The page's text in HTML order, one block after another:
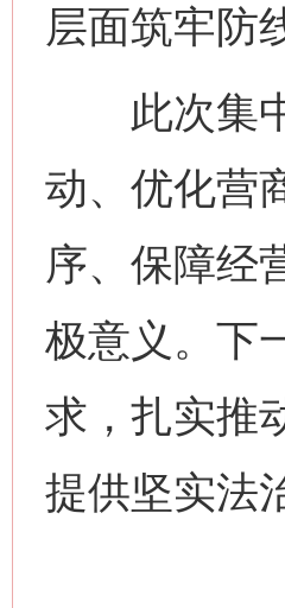
层面筑牢防
此次集中
动、优化营
序、保障经
极意义。下
求，扎实推
提供坚实法